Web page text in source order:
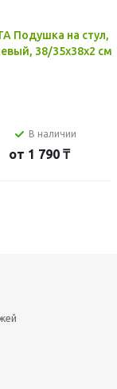
Подушка на стул,
38/35x38x2 см
В наличии
от 1 790 ₸